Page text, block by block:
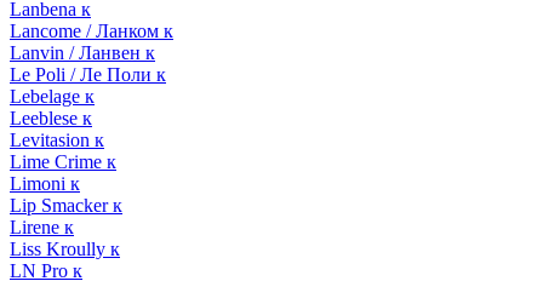
Lanbena к
Lancome / Ланком к
Lanvin / Ланвен к
Le Poli / Ле Поли к
Lebelage к
Leeblese к
Levitasion к
Lime Crime к
Limoni к
Lip Smacker к
Lirene к
Liss Kroully к
LN Pro к